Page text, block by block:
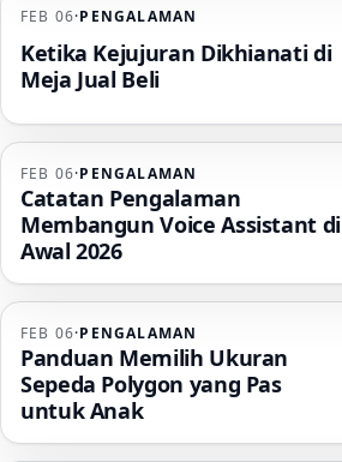
FEB 06·PENGALAMAN
Ketika Kejujuran Dikhianati di
Meja Jual Beli
FEB 06·PENGALAMAN
Catatan Pengalaman
Membangun Voice Assistant di
Awal 2026
FEB 06·PENGALAMAN
Panduan Memilih Ukuran
Sepeda Polygon yang Pas
untuk Anak